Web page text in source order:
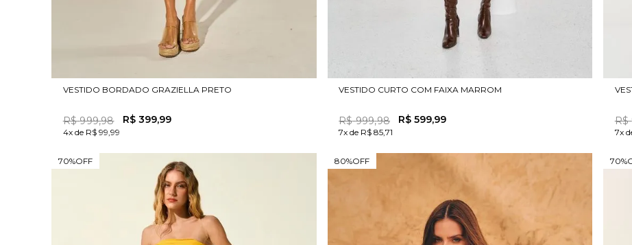
VESTIDO BORDADO GRAZIELLA PRETO
R$ 999,98 R$ 399,99
4x de R$ 99,99
VESTIDO CURTO COM FAIXA MARROM
R$ 999,98 R$ 599,99
7x de R$ 85,71
R$
7x
70%OFF 80%OFF 70%